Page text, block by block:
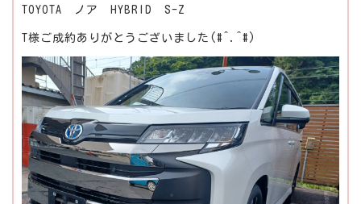
TOYOTA ノア HYBRID S-Z
T様ご成約ありがとうございました(#^.^#)